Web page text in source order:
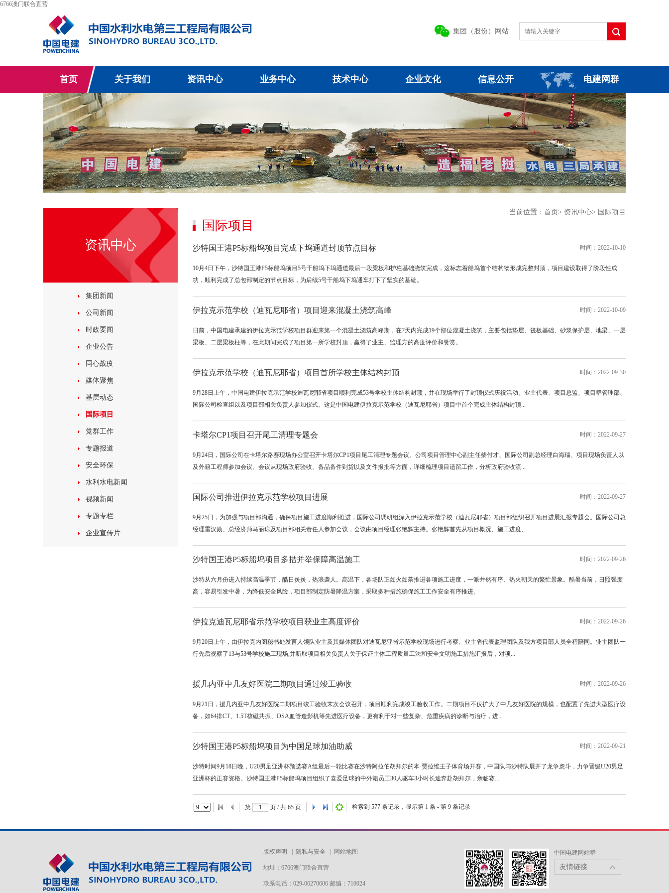
6766澳门联合直营
集团（股份）网站
首页 关于我们 资讯中心 业务中心 技术中心 企业文化 信息公开 电建网群
资讯中心
集团新闻
公司新闻
时政要闻
企业公告
同心战疫
媒体聚焦
基层动态
国际项目
党群工作
专题报道
安全环保
水利水电新闻
视频新闻
专题专栏
企业宣传片
当前位置： 首页 > 资讯中心> 国际项目
国际项目
时间：2022-10-10
沙特国王港P5标船坞项目完成下坞通道封顶节点目标
10月4日下午，沙特国王港P5标船坞项目5号干船坞下坞通道最后一段梁板和护栏基础浇筑完成，这标志着船坞首个结构物形成完整封顶，项目建设取得了阶段性成
功，顺利完成了总包部制定的节点目标，为后续5号干船坞下坞通车打下了坚实的基础。
时间：2022-10-09
伊拉克示范学校（迪瓦尼耶省）项目迎来混凝土浇筑高峰
日前，中国电建承建的伊拉克示范学校项目群迎来第一个混凝土浇筑高峰期，在7天内完成19个部位混凝土浇筑，主要包括垫层、筏板基础、砂浆保护层、地梁、一层
梁板、二层梁板柱等，在此期间完成了项目第一所学校封顶，赢得了业主、监理方的高度评价和赞赏。
时间：2022-09-30
伊拉克示范学校（迪瓦尼耶省）项目首所学校主体结构封顶
9月28日上午，中国电建伊拉克示范学校迪瓦尼耶省项目顺利完成53号学校主体结构封顶，并在现场举行了封顶仪式庆祝活动。业主代表、项目总监、项目群管理部、
国际公司检查组以及项目部相关负责人参加仪式。这是中国电建伊拉克示范学校（迪瓦尼耶省）项目中首个完成主体结构封顶...
时间：2022-09-27
卡塔尔CP1项目召开尾工清理专题会
9月24日，国际公司在卡塔尔路赛现场办公室召开卡塔尔CP1项目尾工清理专题会议。公司项目管理中心副主任柴付才、国际公司副总经理白海瑞、项目现场负责人以
及外籍工程师参加会议。会议从现场政府验收、备品备件到货以及文件报批等方面，详细梳理项目遗留工作，分析政府验收流...
时间：2022-09-27
国际公司推进伊拉克示范学校项目进展
9月25日，为加强与项目部沟通，确保项目施工进度顺利推进，国际公司调研组深入伊拉克示范学校（迪瓦尼耶省）项目部组织召开项目进展汇报专题会。国际公司总
经理雷汉勋、总经济师马丽琼及项目部相关责任人参加会议，会议由项目经理张艳辉主持。张艳辉首先从项目概况、施工进度、...
时间：2022-09-26
沙特国王港P5标船坞项目多措并举保障高温施工
沙特从六月份进入持续高温季节，酷日炎炎，热浪袭人。高温下，各场队正如火如荼推进各项施工进度，一派井然有序、热火朝天的繁忙景象。酷暑当前，日照强度
高，容易引发中暑，为降低安全风险，项目部制定防暑降温方案，采取多种措施确保施工工作安全有序推进。
时间：2022-09-26
伊拉克迪瓦尼耶省示范学校项目获业主高度评价
9月20日上午，由伊拉克内阁秘书处发言人领队业主及其媒体团队对迪瓦尼亚省示范学校现场进行考察。业主省代表监理团队及我方项目部人员全程陪同。业主团队一
行先后视察了13与53号学校施工现场,并听取项目相关负责人关于保证主体工程质量工法和安全文明施工措施汇报后，对项...
时间：2022-09-26
援几内亚中几友好医院二期项目通过竣工验收
9月21日，援几内亚中几友好医院二期项目竣工验收末次会议召开，项目顺利完成竣工验收工作。二期项目不仅扩大了中几友好医院的规模，也配置了先进大型医疗设
备，如64排CT、1.5T核磁共振、DSA血管造影机等先进医疗设备，更有利于对一些复杂、危重疾病的诊断与治疗，进...
时间：2022-09-21
沙特国王港P5标船坞项目为中国足球加油助威
沙特时间9月18日晚，U20男足亚洲杯预选赛A组最后一轮比赛在沙特阿拉伯胡拜尔的本·贾拉维王子体育场开赛，中国队与沙特队展开了龙争虎斗，力争晋级U20男足
亚洲杯的正赛资格。沙特国王港P5标船坞项目组织了喜爱足球的中外籍员工30人驱车3小时长途奔赴胡拜尔，亲临赛...
第 页 / 共 65 页 检索到 577 条记录，显示第 1 条 - 第 9 条记录
版权声明 隐私与安全 网站地图
地址：6766澳门联合直营
联系电话：029-06270606 邮编：710024
中国电建网站群
友情链接